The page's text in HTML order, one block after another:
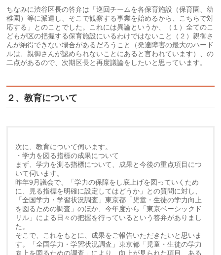
ちなみに渋谷区長の答弁は「巡回チームを各保育施設（保育園、幼
稚園）等に派遣し、そこで観察する事業を始めるから、こちらで対
応する」とのことでした。これには異論というか、（１）全てのこ
どもが区の把握する保育施設にいるわけではないこと（２）親御さ
んが納得できない場合があるだろうこと（発達障害の最大のハード
ルは、親御さんが認められないことにあると言われています）、の
二点があるので、次期区長と再度議論をしたいと思っています。
２、教育について
次に、教育について伺います。
・学力を図る指標の成果について
まず、学力を測る指標について、成果と今後の重点項目につ
いて伺います。
昨年9月議会で、「学力の保障をし底上げを図っていくため
に、見る指標を明確に設定してはどうか」との質問に対し、
「全国学力・学習状況調査」東京都「児童・生徒の学力向上
を図るための調査」のほか、今年度から「東京ベーシックド
リル」による日々の把握を行っているという答弁がありまし
た。
そこで、これをもとに、成果をご報告いただきたいと思いま
す。「全国学力・学習状況調査」東京都「児童・生徒の学力
向上を図るための調査」により、向上が見られた項目、ある